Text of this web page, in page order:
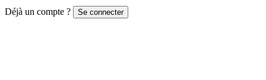
Déjà un compte ? Se connecter